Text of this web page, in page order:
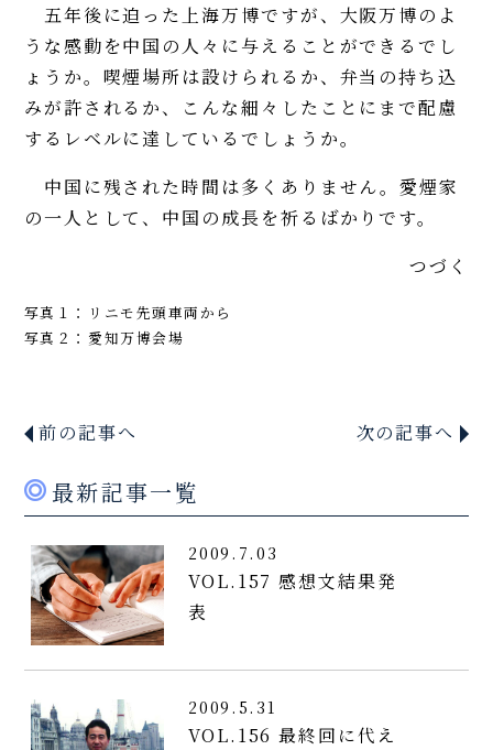
五年後に迫った上海万博ですが、大阪万博のよ
うな感動を中国の人々に与えることができるでし
ょうか。喫煙場所は設けられるか、弁当の持ち込
みが許されるか、こんな細々したことにまで配慮
するレベルに達しているでしょうか。
中国に残された時間は多くありません。愛煙家
の一人として、中国の成長を祈るばかりです。
つづく
写真１：リニモ先頭車両から
写真２：愛知万博会場
前の記事へ 次の記事へ
最新記事一覧
2009.7.03
VOL.157 感想文結果発
表
2009.5.31
VOL.156 最終回に代え